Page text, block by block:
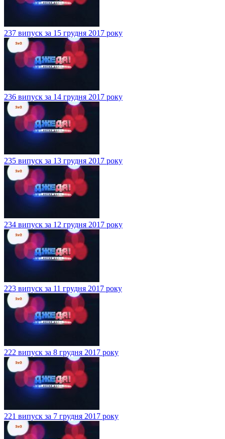
237 випуск за 15 грудня 2017 року
236 випуск за 14 грудня 2017 року
235 випуск за 13 грудня 2017 року
234 випуск за 12 грудня 2017 року
223 випуск за 11 грудня 2017 року
222 випуск за 8 грудня 2017 року
221 випуск за 7 грудня 2017 року